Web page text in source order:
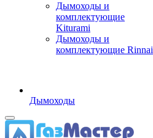
Дымоходы и
комплектующие
Kiturami
Дымоходы и
комплектующие Rinnai
Дымоходы